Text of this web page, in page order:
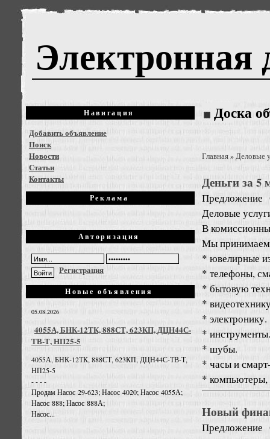
Электронная
Навигация
Добавить объявление
Поиск
Новости
Статьи
Контакты
Реклама
Авторизация
Регистрация
Новые объявления
05.08.2026
4055А, БНК-12ТК, 888СТ, 623КП, ДЦН44С-
ТВ-Т, НП25-5
4055А, БНК-12ТК, 888СТ, 623КП, ДЦН44С-ТВ-Т,
НП25-5
- - - -
Продам Насос 29-623; Насос 4020; Насос 4055А;
Насос 888; Насос 888А;
Насос...
Доска
Главная»Деловые
Деньги за 5
Предложение
Деловые
В
Мы
* ювелирные
* телефоны,
* бытовую
*
* электронику.
* инструменты.
* шубы.
* часы и
* компьютеры,
Новый
Предложение